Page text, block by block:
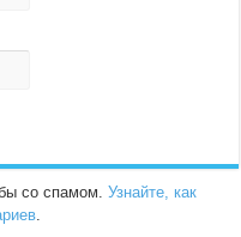
со спамом.Узнайте, как
.